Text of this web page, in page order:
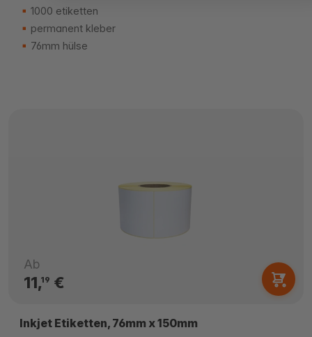
1000 etiketten
permanent kleber
76mm hülse
Ab
11,19 €
Inkjet Etiketten, 76mm x 150mm